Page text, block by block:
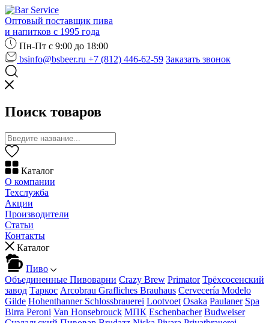
Оптовый поставщик пива
и напитков с 1995 года
Пн-Пт с 9:00 до 18:00
bsinfo@bsbeer.ru +7 (812) 446-62-59 Заказать звонок
Поиск товаров
Каталог
О компании
Техслужба
Акции
Производители
Статьи
Контакты
Каталог
Пиво
Объединенные Пивоварни Crazy Brew Primator Трёхсосенский
завод Таркос Arcobrau Grafliches Brauhaus Cervecería Modelo
Gilde Hohenthanner Schlossbrauerei Lootvoet Osaka Paulaner Spa
Birra Peroni Van Honsebrouck МПК Eschenbacher Budweiser